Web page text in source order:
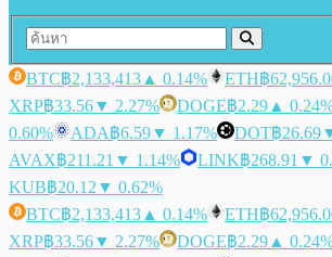
BTC฿2,133,413 ▲ 0.14% ETH฿
XRP฿33.56▼ 2.27% DOGE฿2.29 ▲
0.60%
ADA฿6.59▼ 1.17% DOT฿26.69
AVAX฿211.21 ▼ 1.14% LINK฿268.91 ▼
KUB฿20.12 ▼ 0.62%
BTC฿2,133,413 ▲ 0.14% ETH฿
XRP฿33.56▼ 2.27% DOGE฿2.29 ▲